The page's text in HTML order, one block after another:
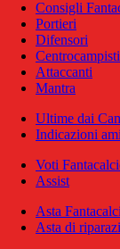
Consigli
Portieri
Difensori
Centrocampisti
Attaccanti
Mantra
Ultime dai
Indicazioni
Voti
Assist
Asta
Asta di